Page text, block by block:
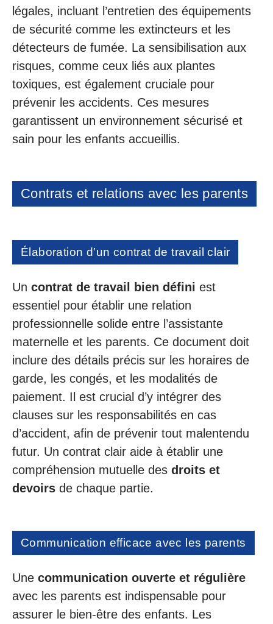
légales, incluant l’entretien des équipements
de sécurité comme les extincteurs et les
détecteurs de fumée. La sensibilisation aux
risques, comme ceux liés aux plantes
toxiques, est également cruciale pour
prévenir les accidents. Ces mesures
garantissent un environnement sécurisé et
sain pour les enfants accueillis.
Contrats et relations avec les parents
Élaboration d’un contrat de travail clair
Un contrat de travail bien défini est
essentiel pour établir une relation
professionnelle solide entre l’assistante
maternelle et les parents. Ce document doit
inclure des détails précis sur les horaires de
garde, les congés, et les modalités de
paiement. Il est crucial d’y intégrer des
clauses sur les responsabilités en cas
d’accident, afin de prévenir tout malentendu
futur. Un contrat clair aide à établir une
compréhension mutuelle des droits et
devoirs de chaque partie.
Communication efficace avec les parents
Une communication ouverte et régulière
avec les parents est indispensable pour
assurer le bien-être des enfants. Les